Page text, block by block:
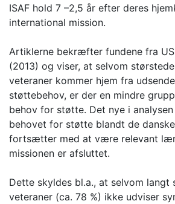
ISAF hold 7 –2,5 år efter deres
international mission.
Artiklerne bekræfter fundene fra
(2013) og viser, at selvom
veteraner kommer hjem fra
støttebehov, er der en mindre
behov for støtte. Det nye i
behovet for støtte blandt de
fortsætter med at være relevant
missionen er afsluttet.
Dette skyldes bl.a., at selvom langt
veteraner (ca. 78 %) ikke udviser